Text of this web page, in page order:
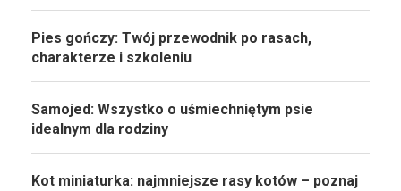
Pies gończy: Twój przewodnik po rasach,
charakterze i szkoleniu
Samojed: Wszystko o uśmiechniętym psie
idealnym dla rodziny
Kot miniaturka: najmniejsze rasy kotów – poznaj